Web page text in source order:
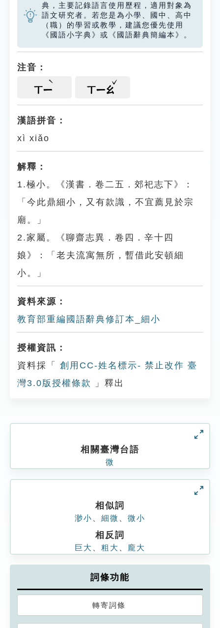
典，主要記錄語言使用歷程，適用對象為
語文研究者。若您是為小學、國中、高中
（職）的學習或教學，建議您優先使用
《國語小字典》或《國語辭典簡編本》。
注音：
ㄒㄧ ㄒㄧㄠ
漢語拼音：
xì xiǎo
解釋：
1.極小。《漢書．卷二五．郊祀志下》：
「今此鼎細小，又有款識，不宜薦見於宗
廟。」
2.家屬。《聊齋志異．卷四．辛十四
娘》：「老夫流寓無所，暫借此安頓細
小。」
資料來源：
教育部重編國語辭典修訂本_細小
授權資訊：
資料採「
創用CC-姓名標示- 禁止改作 臺
灣3.0版授權條款
」釋出
相關臺灣台語
微
相似詞
渺小 細微 微小
相反詞
巨大 粗大 龐大
詞條功能
轉寄詞條